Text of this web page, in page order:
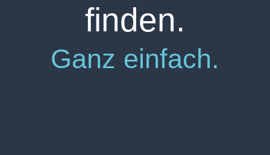
finden.
Ganz einfach.